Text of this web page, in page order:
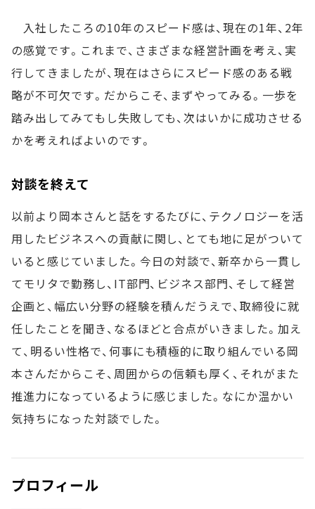
入社したころの10年のスピード感は、現在の1年、2年
の感覚です。これまで、さまざまな経営計画を考え、実
行してきましたが、現在はさらにスピード感のある戦
略が不可欠です。だからこそ、まずやってみる。一歩を
踏み出してみてもし失敗しても、次はいかに成功させる
かを考えればよいのです。
対談を終えて
以前より岡本さんと話をするたびに、テクノロジーを活
用したビジネスへの貢献に関し、とても地に足がついて
いると感じていました。今日の対談で、新卒から一貫し
てモリタで勤務し、IT部門、ビジネス部門、そして経営
企画と、幅広い分野の経験を積んだうえで、取締役に就
任したことを聞き、なるほどと合点がいきました。加え
て、明るい性格で、何事にも積極的に取り組んでいる岡
本さんだからこそ、周囲からの信頼も厚く、それがまた
推進力になっているように感じました。なにか温かい
気持ちになった対談でした。
プロフィール